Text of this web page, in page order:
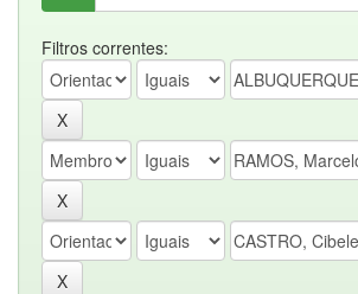
Filtros correntes: